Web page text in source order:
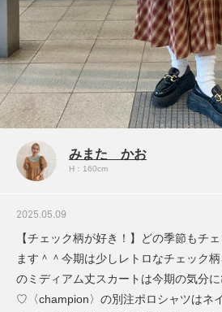
みまた かお
H：160cm
2025.05.09
【チェック柄が好き！】どの季節もチ
ます＾＾今期は少しレトロなチェック
のミディアム丈スカートは今期の気分
♡〈champion〉の別注ポロシャツはネ